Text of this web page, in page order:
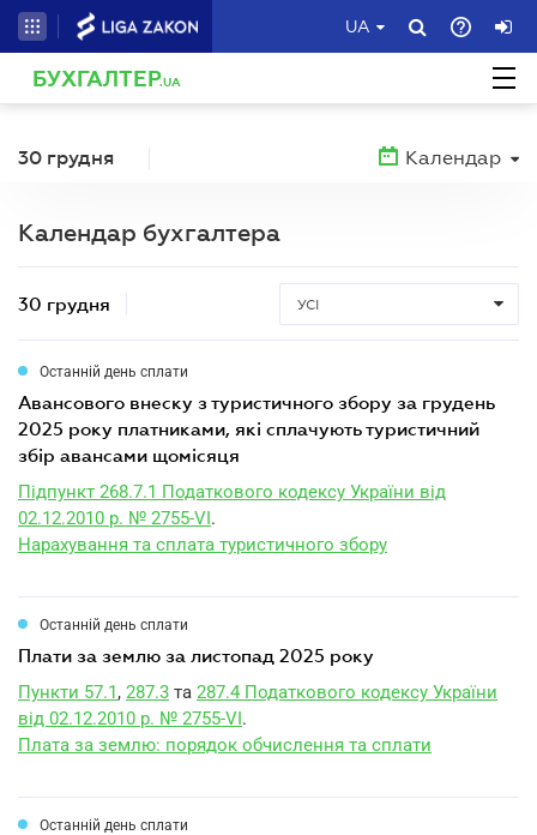
UA
БУХГАЛТЕР.UA
30 грудня Календар
Календар бухгалтера
30 грудня УСІ
Останній день сплати
авансового внеску з туристичного збору за грудень
2025 року платниками, які сплачують туристичний
збір авансами щомісяця
Підпункт 268.7.1 Податкового кодексу України від
02.12.2010 р. № 2755-VI.
Нарахування та сплата туристичного збору
Останній день сплати
плати за землю за листопад 2025 року
Пункти 57.1, 287.3 та 287.4 Податкового кодексу України
від 02.12.2010 р. № 2755-VI.
Плата за землю: порядок обчислення та сплати
Останній день сплати